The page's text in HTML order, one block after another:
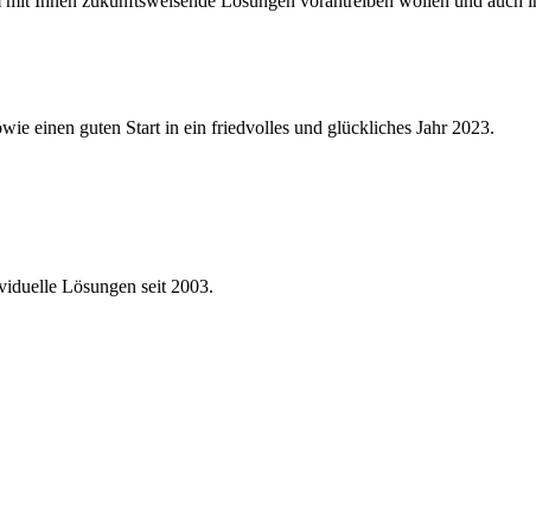
einen guten Start in ein friedvolles und glückliches Jahr 2023.
Lösungen seit 2003.